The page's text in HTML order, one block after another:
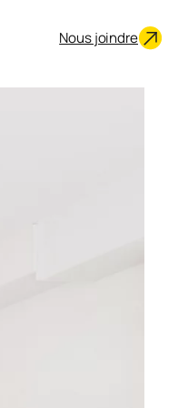
Nous joindre